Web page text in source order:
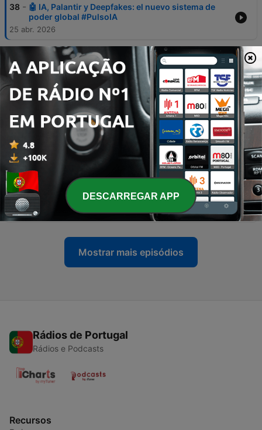
38 - 🤖 IA, Palantir y Deepfakes: el nuevo sistema de
poder global #PulsoIA
25 abr. 2026
💰 Palantir y el Estado de Vigilancia: Por qué Alex
Karp quiere nacionalizar la IA #PulsoIA
11 abr. 2026
36 - 🧠 La IA ya controla animales… ¿y nosotros somos
los siguientes? #PulsoIA
27 mar. 2026
35 - ⏰ 24 Horas que cambiaron todo: Porque tu
trabajo ya es "OPCIONAL". #PulsoIA
34 - 🤖 El ERROR de Amazon que casi borra internet:
¿El fin del "Vibe Coding"? #PulsoIA
13 mar. 2026
Mostrar mais episódios
Rádios de Portugal
Rádios e Podcasts
Recursos
DESCARREGAR APP